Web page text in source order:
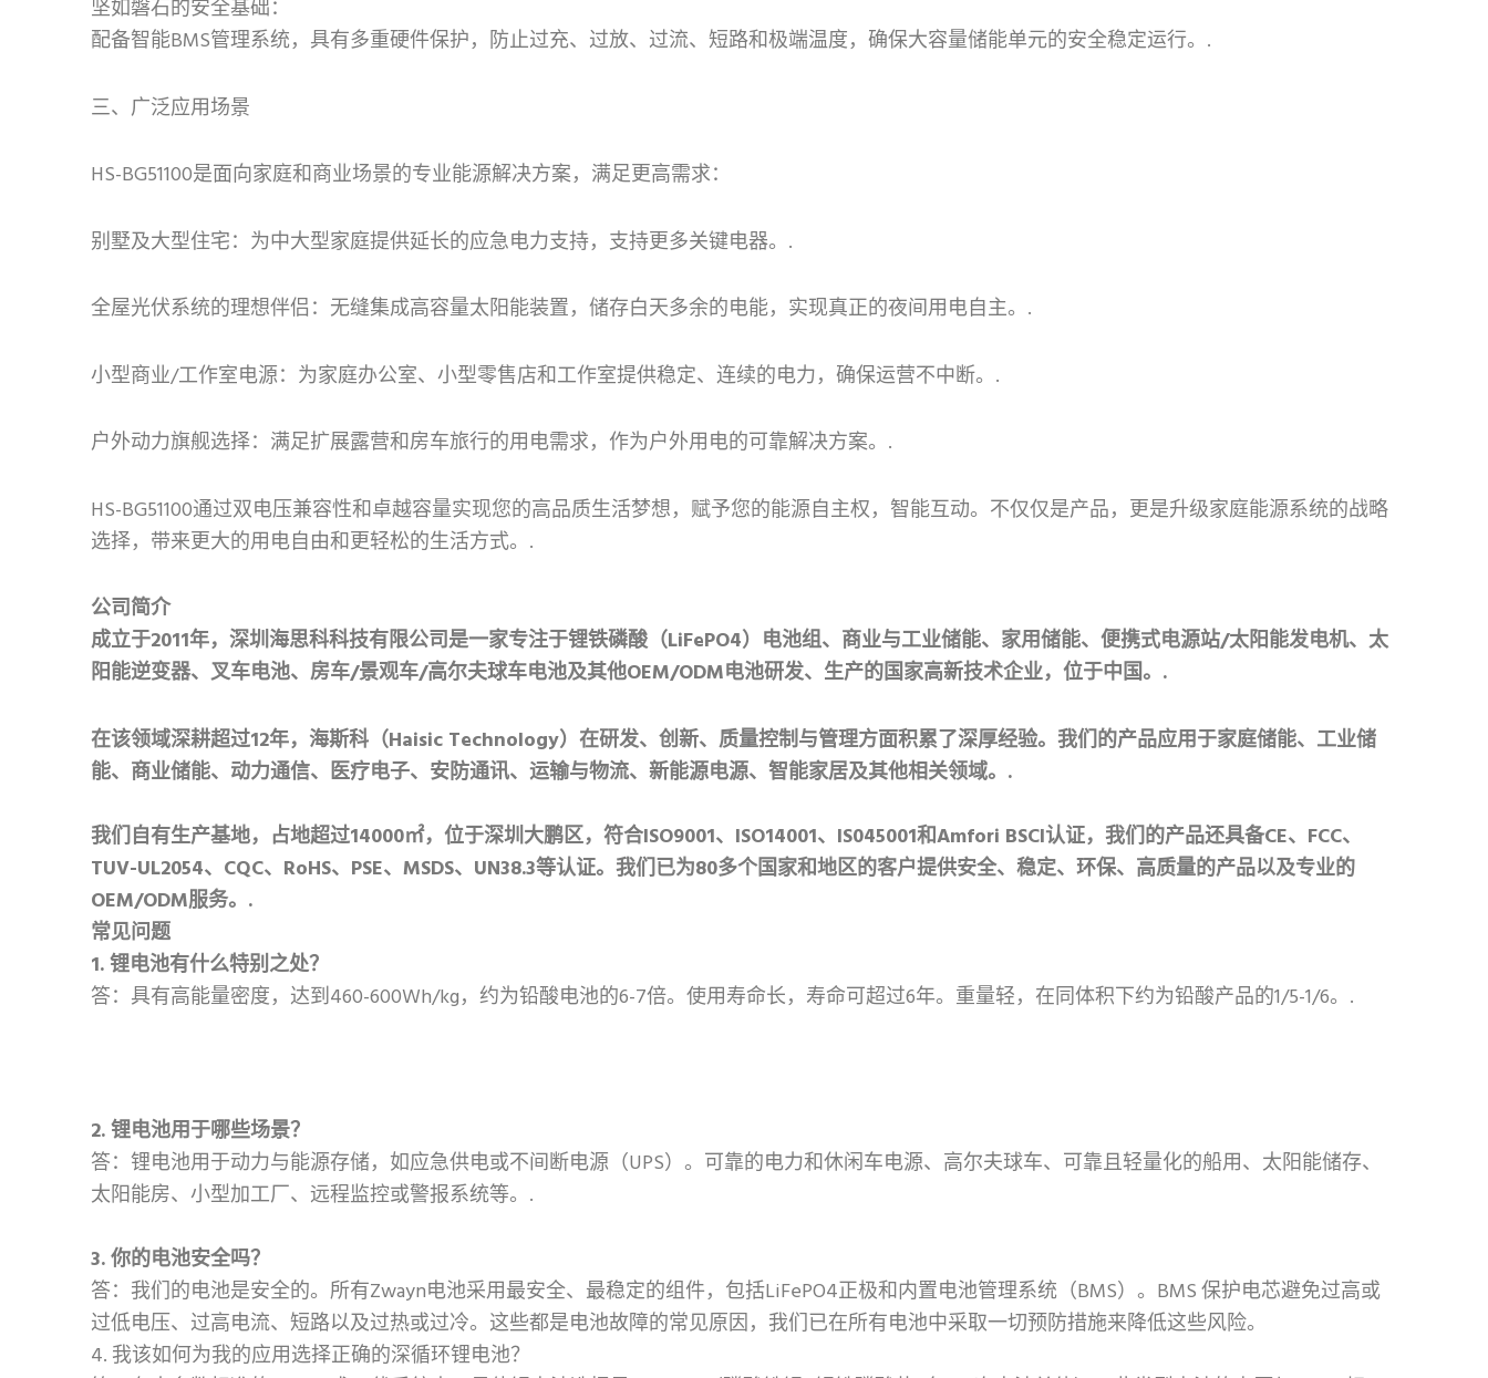
坚如磐石的安全基础：
配备智能BMS管理系统，具有多重硬件保护，防止过充、过放、过流、短路和极端温度，确保大容量储能单元的安全稳定运行。.
三、广泛应用场景
HS-BG51100是面向家庭和商业场景的专业能源解决方案，满足更高需求：
别墅及大型住宅：为中大型家庭提供延长的应急电力支持，支持更多关键电器。.
全屋光伏系统的理想伴侣：无缝集成高容量太阳能装置，储存白天多余的电能，实现真正的夜间用电自主。.
小型商业/工作室电源：为家庭办公室、小型零售店和工作室提供稳定、连续的电力，确保运营不中断。.
户外动力旗舰选择：满足扩展露营和房车旅行的用电需求，作为户外用电的可靠解决方案。.
HS-BG51100通过双电压兼容性和卓越容量实现您的高品质生活梦想，赋予您的能源自主权，智能互动。不仅仅是产品，更是升级家庭能源系统的战略
选择，带来更大的用电自由和更轻松的生活方式。.
公司简介
成立于2011年，深圳海思科科技有限公司是一家专注于锂铁磷酸（LiFePO4）电池组、商业与工业储能、家用储能、便携式电源站/太阳能发电机、太
阳能逆变器、叉车电池、房车/景观车/高尔夫球车电池及其他OEM/ODM电池研发、生产的国家高新技术企业，位于中国。.
在该领域深耕超过12年，海斯科（Haisic Technology）在研发、创新、质量控制与管理方面积累了深厚经验。我们的产品应用于家庭储能、工业储
能、商业储能、动力通信、医疗电子、安防通讯、运输与物流、新能源电源、智能家居及其他相关领域。.
我们自有生产基地，占地超过14000㎡，位于深圳大鹏区，符合ISO9001、ISO14001、IS045001和Amfori BSCI认证，我们的产品还具备CE、FCC、
TUV-UL2054、CQC、RoHS、PSE、MSDS、UN38.3等认证。我们已为80多个国家和地区的客户提供安全、稳定、环保、高质量的产品以及专业的
OEM/ODM服务。.
常见问题
1. 锂电池有什么特别之处？
答：具有高能量密度，达到460-600Wh/kg，约为铅酸电池的6-7倍。使用寿命长，寿命可超过6年。重量轻，在同体积下约为铅酸产品的1/5-1/6。.
2. 锂电池用于哪些场景？
答：锂电池用于动力与能源存储，如应急供电或不间断电源（UPS）。可靠的电力和休闲车电源、高尔夫球车、可靠且轻量化的船用、太阳能储存、
太阳能房、小型加工厂、远程监控或警报系统等。.
3. 你的电池安全吗？
答：我们的电池是安全的。所有Zwayn电池采用最安全、最稳定的组件，包括LiFePO4正极和内置电池管理系统（BMS）。BMS 保护电芯避免过高或
过低电压、过高电流、短路以及过热或过冷。这些都是电池故障的常见原因，我们已在所有电池中采取一切预防措施来降低这些风险。
4. 我该如何为我的应用选择正确的深循环锂电池？